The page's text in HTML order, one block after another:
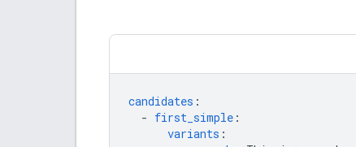
candidates :
- first_simple :
variants :